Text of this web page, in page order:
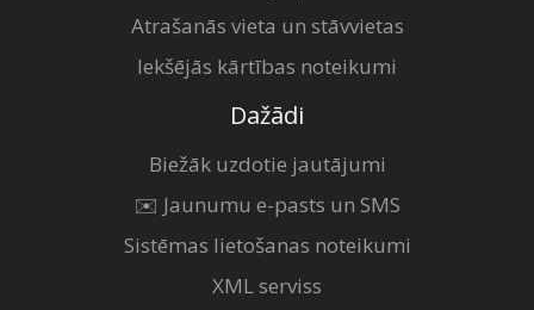
Atrašanās vieta un stāvvietas
Iekšējās kārtības noteikumi
Dažādi
Biežāk uzdotie jautājumi
✉️ Jaunumu e-pasts un SMS
Sistēmas lietošanas noteikumi
XML serviss